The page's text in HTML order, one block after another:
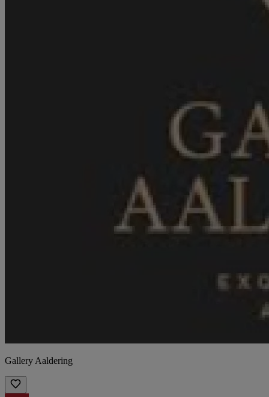
Gallery Aaldering